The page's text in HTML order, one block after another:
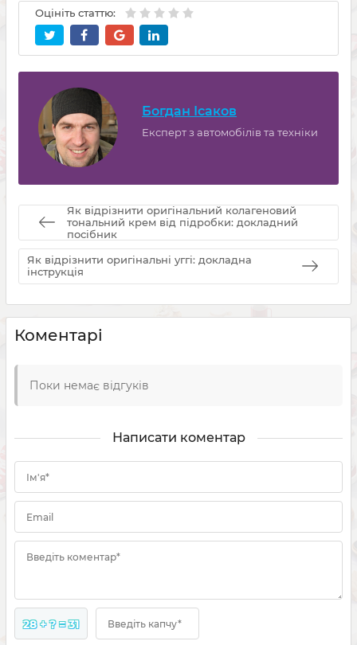
Оцініть статтю:
Богдан Ісаков
Експерт з автомобілів та техніки
Як відрізнити оригінальний колагеновий
тональний крем від підробки: докладний
посібник
Як відрізнити оригінальні уггі: докладна
інструкція
Коментарі
Поки немає відгуків
Написати коментар
Ім'я*
Email
Введіть коментар*
28 + ? = 31 Введіть капчу*